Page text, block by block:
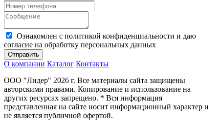
Ознакомлен с политикой конфиденциальности и даю
согласие на обработку персональных данных
Отправить
О компании Каталог Контакты
ООО "Лидер" 2026 г. Все материалы сайта защищены
авторскими правами. Копирование и использование на
других ресурсах запрещено. * Вся информация
представленная на сайте носит информационный характер и
не является публичной офертой.